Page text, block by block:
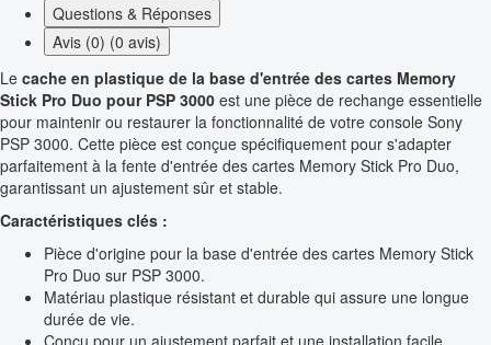
Questions & Réponses
Avis (0) (0 avis)
Le cache en plastique de la base d'entrée des cartes Memory
Stick Pro Duo pour PSP 3000 est une pièce de rechange essentielle
pour maintenir ou restaurer la fonctionnalité de votre console Sony
PSP 3000. Cette pièce est conçue spécifiquement pour s'adapter
parfaitement à la fente d'entrée des cartes Memory Stick Pro Duo,
garantissant un ajustement sûr et stable.
Caractéristiques clés :
Pièce d'origine pour la base d'entrée des cartes Memory Stick
Pro Duo sur PSP 3000.
Matériau plastique résistant et durable qui assure une longue
durée de vie.
Conçu pour un ajustement parfait et une installation facile.